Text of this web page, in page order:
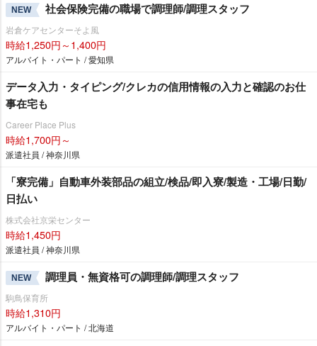
NEW 社会保険完備の職場で調理師/調理スタッフ
倉ケアセンターそよ風
時給1,250円～1,400円
アルバイト・パート / 愛知県
データ入力・タイピング/クレカの信用情報の入力と確認のお仕
事在宅も
Career Place Plus
時給1,700円～
派遣社員 / 神奈川県
「寮完備」自動車外装部品の組立/検品/即入寮/製造・工場/日勤/
日払い
株式会社京栄センター
時給1,450円
派遣社員 / 神奈川県
NEW 調理員・無資格可の調理師/調理スタッフ
駒鳥保育所
時給1,310円
アルバイト・パート / 北海道